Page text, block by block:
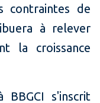
contraintes de
à relever
la croissance
BBGCI s'inscrit